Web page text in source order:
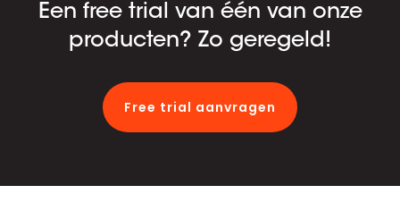
Een free trial van één van onze
producten? Zo geregeld!
Free trial aanvragen